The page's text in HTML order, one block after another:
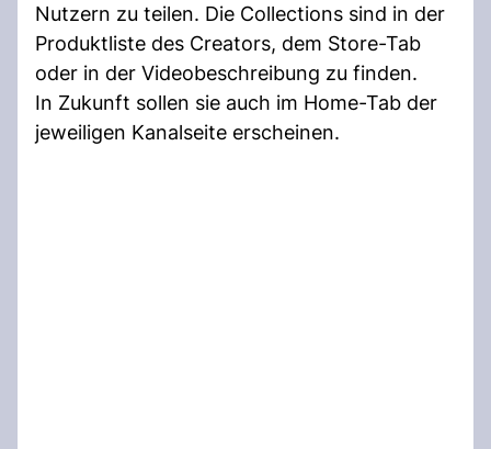
Nutzern zu teilen. Die Collections sind in der
Produktliste des Creators, dem Store-Tab
oder in der Videobeschreibung zu finden.
In Zukunft sollen sie auch im Home-Tab der
jeweiligen Kanalseite erscheinen.